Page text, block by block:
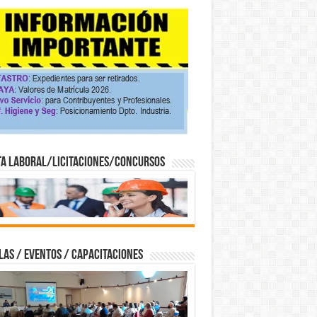
LABORAL/LICITACIONES/CONCURSOS
/ EVENTOS / CAPACITACIONES